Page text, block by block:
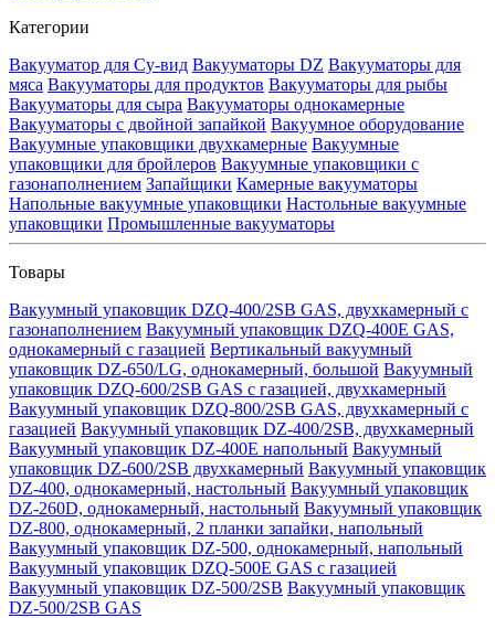
Категории
Вакууматор для Су-вид Вакууматоры DZ Вакууматоры для
мяса Вакууматоры для продуктов Вакууматоры для рыбы
Вакууматоры для сыра Вакууматоры однокамерные
Вакууматоры с двойной запайкой Вакуумное оборудование
Вакуумные упаковщики двухкамерные Вакуумные
упаковщики для бройлеров Вакуумные упаковщики с
газонаполнением Запайщики Камерные вакууматоры
Напольные вакуумные упаковщики Настольные вакуумные
упаковщики Промышленные вакууматоры
Товары
Вакуумный упаковщик DZQ-400/2SB GAS, двухкамерный с
газонаполнением Вакуумный упаковщик DZQ-400E GAS,
однокамерный с газацией Вертикальный вакуумный
упаковщик DZ-650/LG, однокамерный, большой Вакуумный
упаковщик DZQ-600/2SB GAS с газацией, двухкамерный
Вакуумный упаковщик DZQ-800/2SB GAS, двухкамерный с
газацией Вакуумный упаковщик DZ-400/2SB, двухкамерный
Вакуумный упаковщик DZ-400E напольный Вакуумный
упаковщик DZ-600/2SB двухкамерный Вакуумный упаковщик
DZ-400, однокамерный, настольный Вакуумный упаковщик
DZ-260D, однокамерный, настольный Вакуумный упаковщик
DZ-800, однокамерный, 2 планки запайки, напольный
Вакуумный упаковщик DZ-500, однокамерный, напольный
Вакуумный упаковщик DZQ-500E GAS с газацией
Вакуумный упаковщик DZ-500/2SB Вакуумный упаковщик
DZ-500/2SB GAS